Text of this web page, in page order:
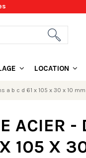
LOCATION
a b c d 61 x 105 x 30 x 10
ACIER -
105 X